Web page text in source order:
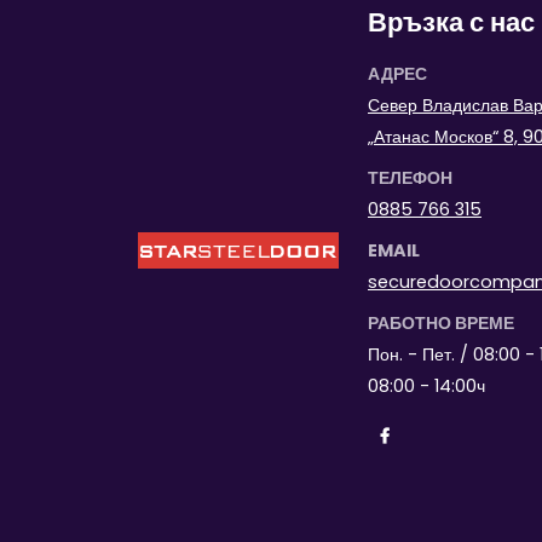
Връзка с нас
АДРЕС
Север Владислав
„Атанас Москов“ 8,
ТЕЛЕФОН
0885 766 315
EMAIL
РАБОТНО ВРЕМЕ
Пон. - Пет. / 08:00 -
08:00 - 14:00ч